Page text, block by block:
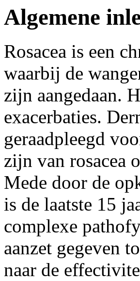
Algemene
Rosacea is een
waarbij de
zijn aangedaan.
exacerbaties.
geraadpleegd
zijn van rosacea
Mede door de
is de laatste 15
complexe
aanzet gegeven
naar de